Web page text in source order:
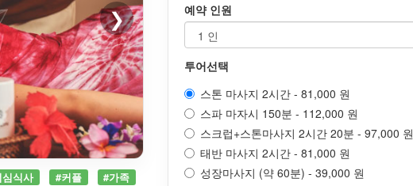
❯
심식사 #커플
#가족
예약 인원
투어선택
스톤 마사지 2시간 - 81,000 원
스파 마자시 150분 - 112,000 원
스크럽+스톤마사지 2시간 20분 - 97,000 원
태반 마사지 2시간 - 81,000 원
성장마사지 (약 60분) - 39,000 원